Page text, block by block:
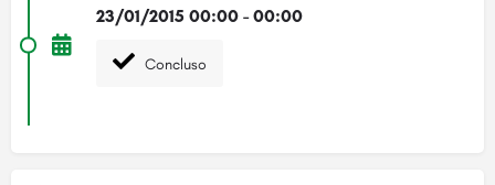
23/01/2015 00:00 - 00:00
Concluso